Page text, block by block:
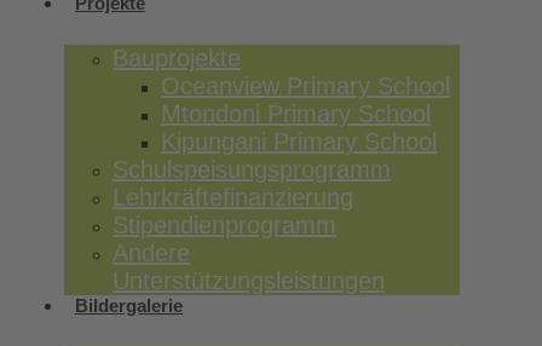
Bauprojekte
Oceanview Primary School
Mtondoni Primary School
Kipungani Primary School
Schulspeisungsprogramm
Lehrkräftefinanzierung
Stipendienprogramm
Andere
Unterstützungsleistungen
Bildergalerie